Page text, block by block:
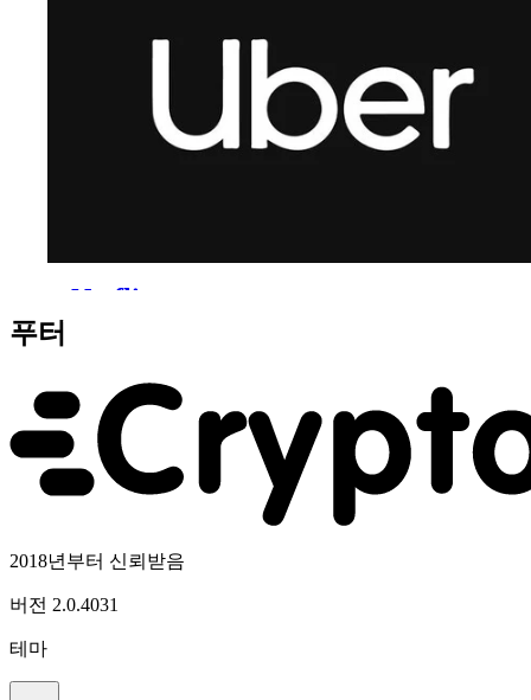
푸터
2018년부터 신뢰받음
버전 2.0.4031
테마